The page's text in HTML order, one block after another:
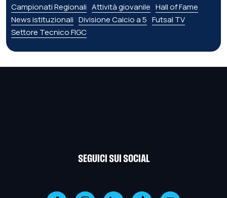
Campionati Regionali Attività giovanile Hall of Fame
News istituzionali Divisione Calcio a 5 Futsal TV
Settore Tecnico FIGC
SEGUICI SUI SOCIAL